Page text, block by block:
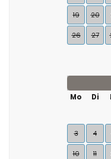
19 20
26 27
Mo
Di
3 4
10 11